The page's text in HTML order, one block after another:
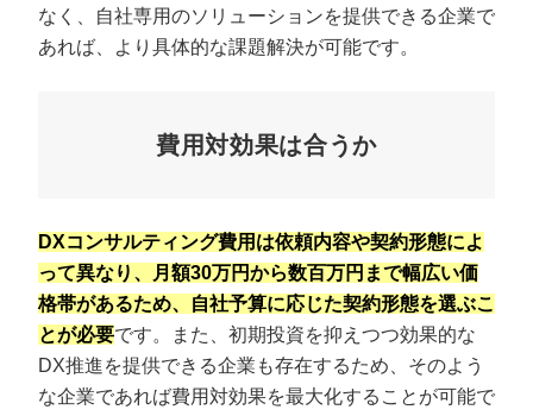
なく、自社専用のソリューションを提供できる企業で
あれば、より具体的な課題解決が可能です。
費用対効果は合うか
DXコンサルティング費用は依頼内容や契約形態によ
って異なり、月額30万円から数百万円まで幅広い価
格帯があるため、自社予算に応じた契約形態を選ぶこ
とが必要です。また、初期投資を抑えつつ効果的な
DX推進を提供できる企業も存在するため、そのよう
な企業であれば費用対効果を最大化することが可能で